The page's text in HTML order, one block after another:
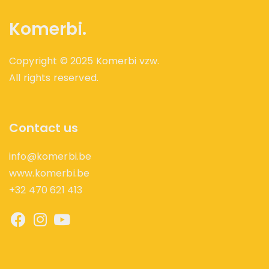
Komerbi.
Copyright © 2025 Komerbi vzw.
All rights reserved.
Contact us
info@komerbi.be
www.komerbi.be
+32 470 621 413